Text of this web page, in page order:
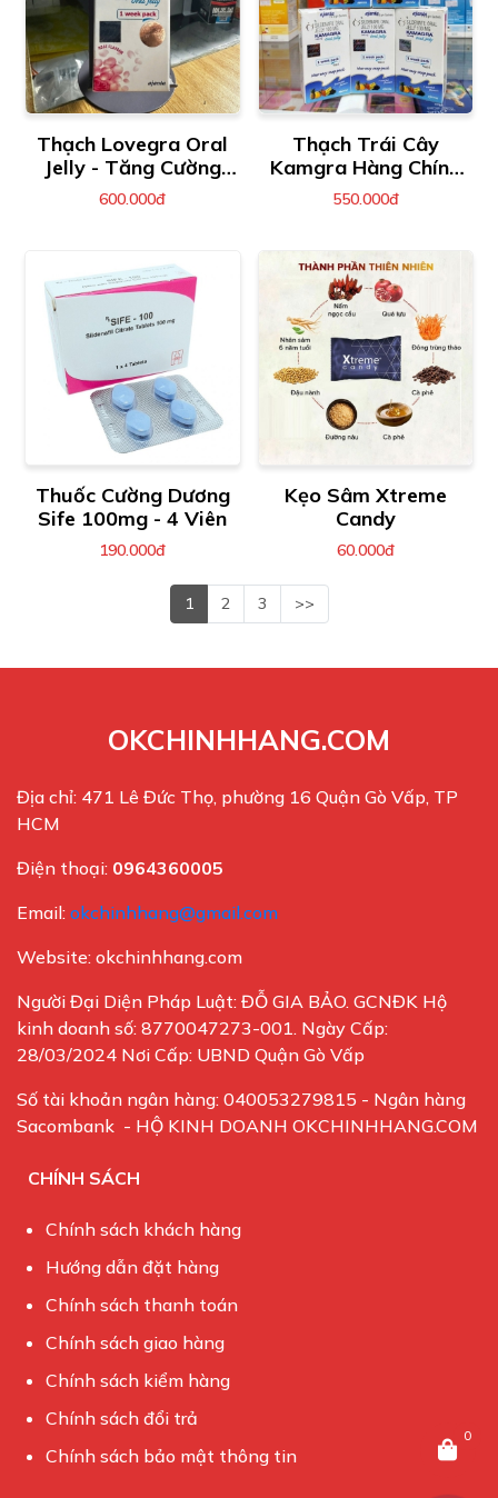
Thạch Lovegra Oral
Jelly - Tăng Cường
Sinh Lý Cho Nữ
600.000đ
Thạch Trái Cây
Kamgra Hàng Chính
Hãng
550.000đ
Thuốc Cường Dương
Sife 100mg - 4 Viên
190.000đ
Kẹo Sâm Xtreme
Candy
60.000đ
1 2 3 >>
OKCHINHHANG.COM
Địa chỉ: 471 Lê Đức Thọ, phường 16 Quận Gò Vấp, TP
HCM
Điện thoại: 0964360005
Email: okchinhhang@gmail.com
Website: okchinhhang.com
Người Đại Diện Pháp Luật: ĐỖ GIA BẢO. GCNĐK Hộ
kinh doanh số: 8770047273-001. Ngày Cấp:
28/03/2024 Nơi Cấp: UBND Quận Gò Vấp
Số tài khoản ngân hàng: 040053279815 - Ngân hàng
Sacombank - HỘ KINH DOANH OKCHINHHANG.COM
CHÍNH SÁCH
Chính sách khách hàng
Hướng dẫn đặt hàng
Chính sách thanh toán
Chính sách giao hàng
Chính sách kiểm hàng
Chính sách đổi trả
Chính sách bảo mật thông tin
0